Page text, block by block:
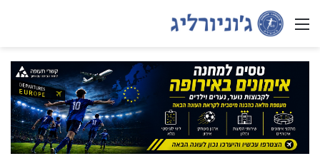
Menu